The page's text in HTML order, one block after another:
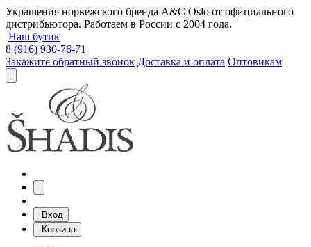
Украшения норвежского бренда A&C Oslo от официального
дистрибьютора. Работаем в России с 2004 года.
Наш бутик
8 (916) 930-76-71
Закажите обратный звонок Доставка и оплата Оптовикам
Вход
Корзина